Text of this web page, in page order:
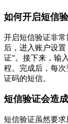
如何开启短信
开启短信验证非
后，进入账户设
证”。接下来，输
程。完成后，每
证码的短信。
短信验证会造
短信验证虽然要求